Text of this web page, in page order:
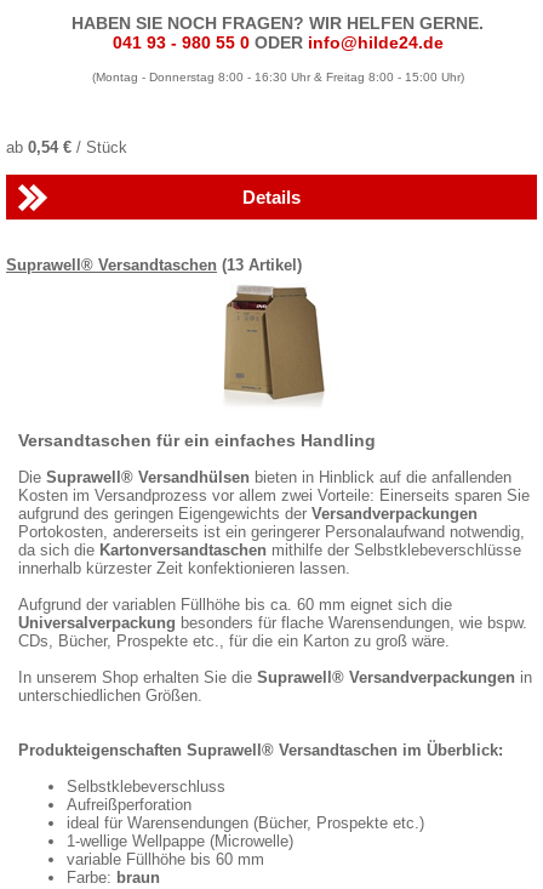
HABEN SIE NOCH FRAGEN? WIR HELFEN GERNE.
041 93 - 980 55 0 ODER info@hilde24.de
(Montag - Donnerstag 8:00 - 16:30 Uhr & Freitag 8:00 - 15:00 Uhr)
ab 0,54 € / Stück
Details
Suprawell® Versandtaschen (13 Artikel)
Versandtaschen für ein einfaches Handling
Die Suprawell® Versandhülsen bieten in Hinblick auf die anfallenden
Kosten im Versandprozess vor allem zwei Vorteile: Einerseits sparen Sie
aufgrund des geringen Eigengewichts der Versandverpackungen
Portokosten, andererseits ist ein geringerer Personalaufwand notwendig,
da sich die Kartonversandtaschen mithilfe der Selbstklebeverschlüsse
innerhalb kürzester Zeit konfektionieren lassen.
Aufgrund der variablen Füllhöhe bis ca. 60 mm eignet sich die
Universalverpackung besonders für flache Warensendungen, wie bspw.
CDs, Bücher, Prospekte etc., für die ein Karton zu groß wäre.
In unserem Shop erhalten Sie die Suprawell® Versandverpackungen in
unterschiedlichen Größen.
Produkteigenschaften Suprawell® Versandtaschen im Überblick:
Selbstklebeverschluss
Aufreißperforation
ideal für Warensendungen (Bücher, Prospekte etc.)
1-wellige Wellpappe (Microwelle)
variable Füllhöhe bis 60 mm
Farbe: braun